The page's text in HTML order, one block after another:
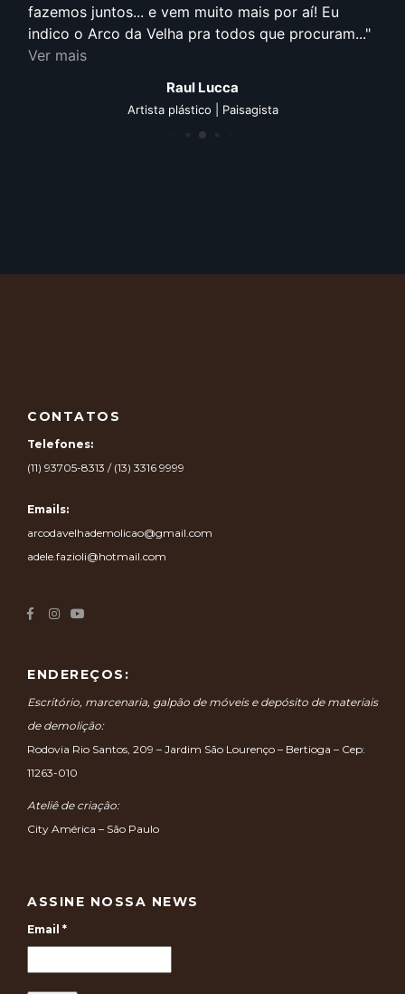
fazemos juntos... e vem muito mais por aí! Eu
indico o Arco da Velha pra todos que procuram...
Ver mais
Raul Lucca
Artista plástico | Paisagista
CONTATOS
Telefones:
(11) 93705-8313 / (13) 3316 9999
Emails:
arcodavelhademolicao@gmail.com
adele.fazioli@hotmail.com
ENDEREÇOS:
Escritório, marcenaria, galpão de móveis e depósito de materiais
de demolição:
Rodovia Rio Santos, 209 – Jardim São Lourenço – Bertioga – Cep:
11263-010
Ateliê de criação:
City América – São Paulo
ASSINE NOSSA NEWS
Email *